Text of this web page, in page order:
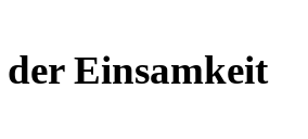
der Einsamkeit